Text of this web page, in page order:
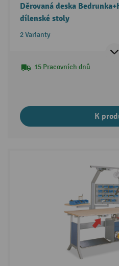
Děrovaná deska
dílenské stoly
2 Varianty
15 Pracovních dnů
K